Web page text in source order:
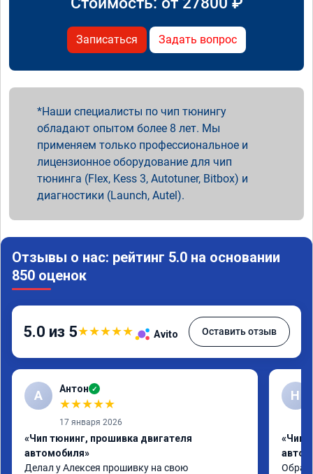
Записаться Задать вопрос
Наши специалисты по чип тюнингу
обладают опытом более 8 лет. Мы
применяем только профессиональное и
лицензионное оборудование для чип
тюнинга (Flex, Kess 3, Autotuner, Bitbox) и
диагностики (Launch, Autel).
Отзывы о нас: рейтинг 5.0 на основании
850 оценок
5.0 из 5★★★★★ Avito Оставить отзыв
А Антон ✓
★★★★★
17 января 2026
«Чип тюнинг, прошивка двигателя
автомобиля»
Делал у Алексея прошивку на свою
Н
«Чип